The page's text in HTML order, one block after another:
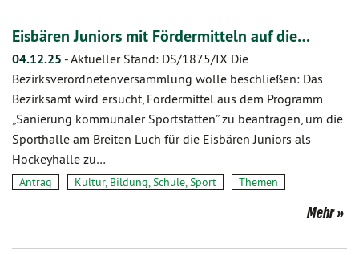
Eisbären Juniors mit Fördermitteln auf die…
04.12.25 -Aktueller Stand: DS/1875/IX Die
Bezirksverordnetenversammlung wolle beschließen: Das
Bezirksamt wird ersucht, Fördermittel aus dem Programm
„Sanierung kommunaler Sportstätten” zu beantragen, um die
Sporthalle am Breiten Luch für die Eisbären Juniors als
Hockeyhalle zu…
Antrag Kultur, Bildung, Schule, Sport Themen
Mehr